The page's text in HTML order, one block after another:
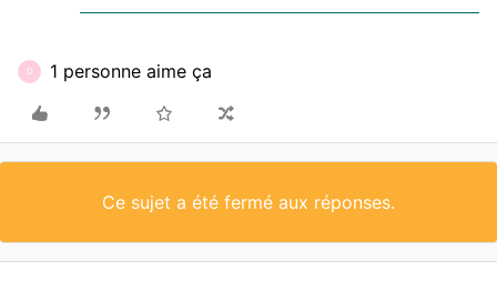
D 1 personne aime ça
Ce sujet a été fermé aux réponses.